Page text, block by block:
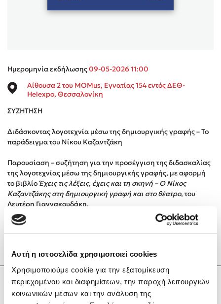
Αυτή η ιστοσελίδα χρησιμοποιεί cookies
Χρησιμοποιούμε cookie για την εξατομίκευση
περιεχομένου και διαφημίσεων, την παροχή λειτουργιών
κοινωνικών μέσων και την ανάλυση της
Στέφανος Ξενάκης
Το λιμάνι μου είσαι εσύ
Ιωάννης Γλωσσόπουλος
Ένας γίγαντας στο σχολείο
Δανάη Δεληγεώργη
Πάνω, κάτω, μπροστά, πίσω
Ημερομηνία εκδήλωσης09-05-2026 11:00
Αίθουσα 2 του MOMus, Εγνατίας 154 εντός ΔΕΘ-
Helexpo, Θεσσαλονίκη
ΣΥΖΗΤΗΣΗ
Διδάσκοντας λογοτεχνία μέσω της δημιουργικής γραφής – Το
παράδειγμα του Νίκου Καζαντζάκη
Παρουσίαση – συζήτηση για την προσέγγιση της διδασκαλίας
της λογοτεχνίας μέσω της δημιουργικής γραφής, με αφορμή
το βιβλίοΈχεις τις λέξεις, έχεις και τη σκηνή – Ο Νίκος
Καζαντζάκης στη δημιουργική γραφή και στο θέατρο, του
Λευτέρη Γιαννακουδάκη.
Στη συζήτηση συμμετέχουν ο συγγραφέας Λευτέρης
Γιαννακουδάκης και ο συγγραφέας και αντιπρόεδρος της
Λευτέρης Γιαννακουδάκης